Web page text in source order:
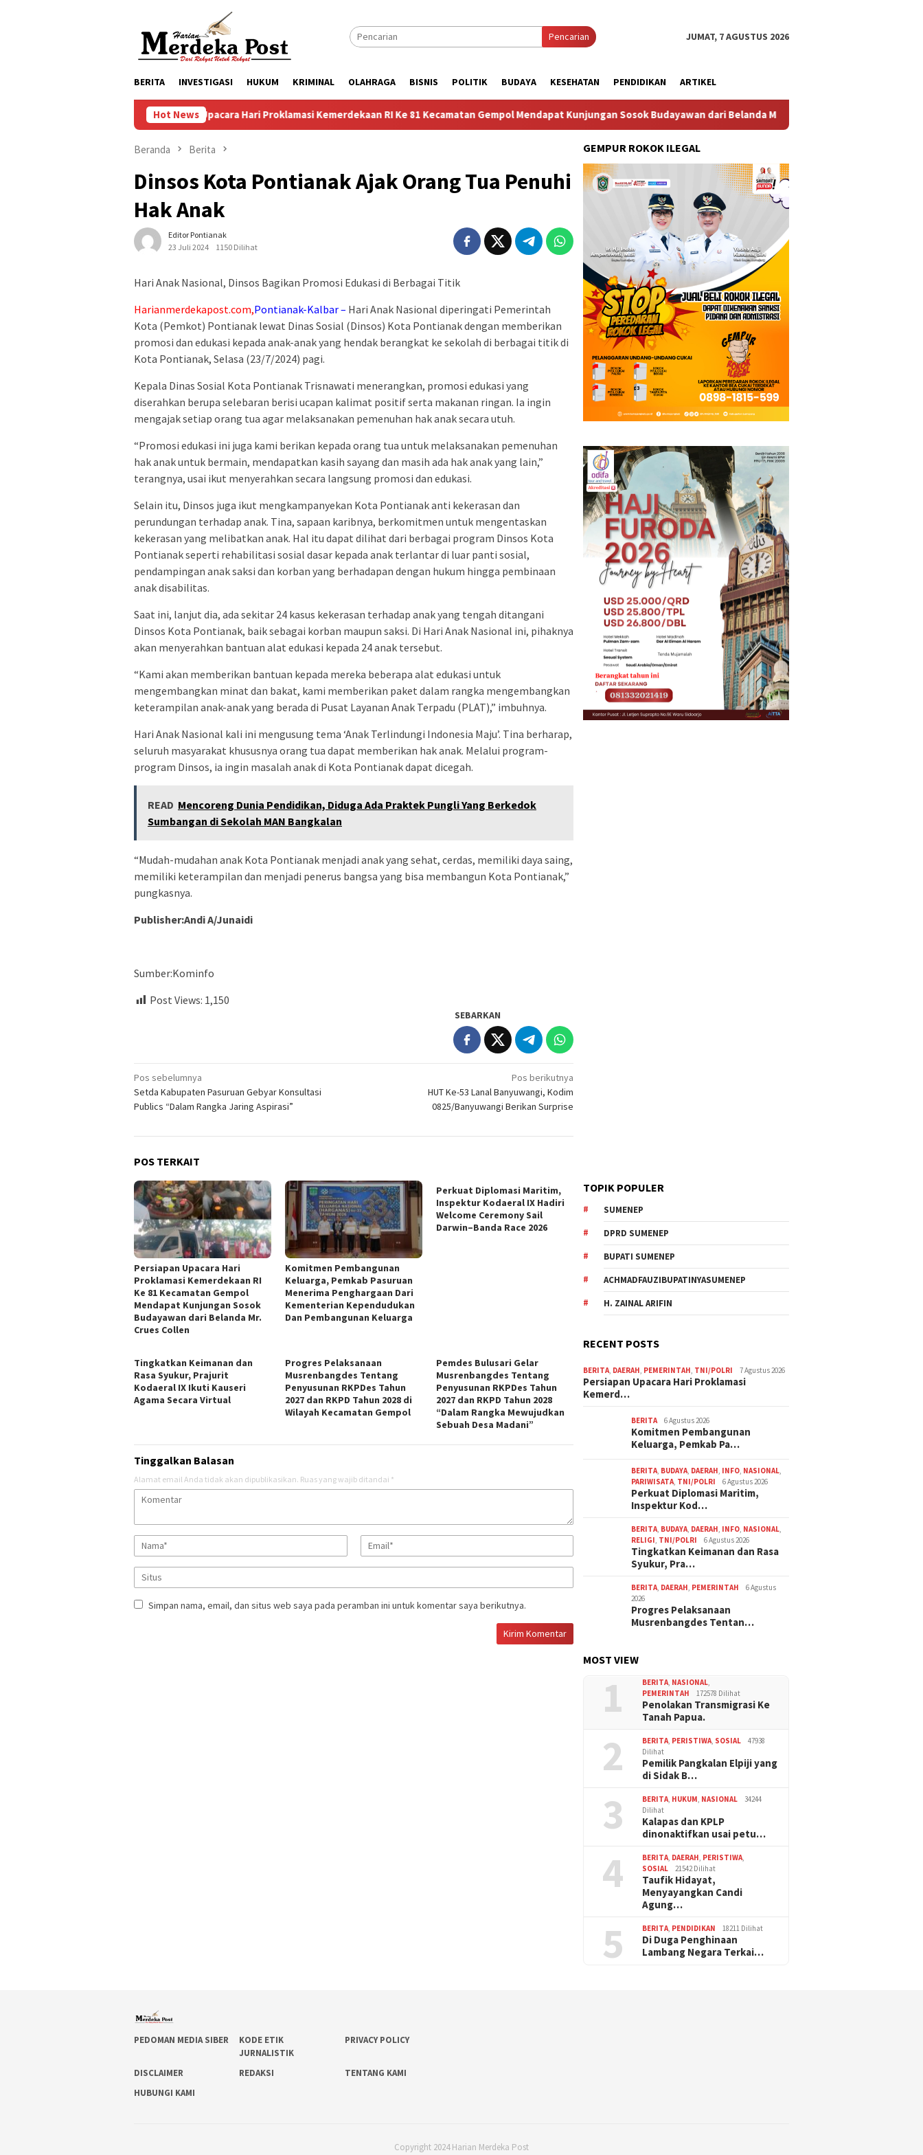
Pencarian JUMAT, 7 AGUSTUS 2026
BERITA INVESTIGASI HUKUM KRIMINAL OLAHRAGA BISNIS POLITIK BUDAYA KESEHATAN PENDIDIKAN ARTIKEL
Hot News
Persiapan Upacara Hari Proklamasi Kemerdekaan RI Ke 81 Kecamatan Gempol Mendapat Kunjungan Sosok Budayawan dari Belanda Mr. Crues Collen
Beranda Berita
Dinsos Kota Pontianak Ajak Orang Tua Penuhi
Hak Anak
Editor Pontianak
23 Juli 2024
1150 Dilihat
Hari Anak Nasional, Dinsos Bagikan Promosi Edukasi di Berbagai Titik
Harianmerdekapost.com,Pontianak-Kalbar – Hari Anak Nasional diperingati Pemerintah
Kota (Pemkot) Pontianak lewat Dinas Sosial (Dinsos) Kota Pontianak dengan memberikan
promosi dan edukasi kepada anak-anak yang hendak berangkat ke sekolah di berbagai titik di
Kota Pontianak, Selasa (23/7/2024) pagi.
Kepala Dinas Sosial Kota Pontianak Trisnawati menerangkan, promosi edukasi yang
diserahkan berupa selebaran berisi ucapan kalimat positif serta makanan ringan. Ia ingin
mengajak setiap orang tua agar melaksanakan pemenuhan hak anak secara utuh.
“Promosi edukasi ini juga kami berikan kepada orang tua untuk melaksanakan pemenuhan
hak anak untuk bermain, mendapatkan kasih sayang dan masih ada hak anak yang lain,”
terangnya, usai ikut menyerahkan secara langsung promosi dan edukasi.
Selain itu, Dinsos juga ikut mengkampanyekan Kota Pontianak anti kekerasan dan
perundungan terhadap anak. Tina, sapaan karibnya, berkomitmen untuk mengentaskan
kekerasan yang melibatkan anak. Hal itu dapat dilihat dari berbagai program Dinsos Kota
Pontianak seperti rehabilitasi sosial dasar kepada anak terlantar di luar panti sosial,
pendampingan anak saksi dan korban yang berhadapan dengan hukum hingga pembinaan
anak disabilitas.
Saat ini, lanjut dia, ada sekitar 24 kasus kekerasan terhadap anak yang tengah ditangani
Dinsos Kota Pontianak, baik sebagai korban maupun saksi. Di Hari Anak Nasional ini, pihaknya
akan menyerahkan bantuan alat edukasi kepada 24 anak tersebut.
“Kami akan memberikan bantuan kepada mereka beberapa alat edukasi untuk
mengembangkan minat dan bakat, kami memberikan paket dalam rangka mengembangkan
keterampilan anak-anak yang berada di Pusat Layanan Anak Terpadu (PLAT),” imbuhnya.
Hari Anak Nasional kali ini mengusung tema ‘Anak Terlindungi Indonesia Maju’. Tina berharap,
seluruh masyarakat khususnya orang tua dapat memberikan hak anak. Melalui program-
program Dinsos, ia ingin masalah anak di Kota Pontianak dapat dicegah.
READ Mencoreng Dunia Pendidikan, Diduga Ada Praktek Pungli Yang Berkedok
Sumbangan di Sekolah MAN Bangkalan
“Mudah-mudahan anak Kota Pontianak menjadi anak yang sehat, cerdas, memiliki daya saing,
memiliki keterampilan dan menjadi penerus bangsa yang bisa membangun Kota Pontianak,”
pungkasnya.
Publisher:Andi A/Junaidi
Sumber:Kominfo
Post Views: 1,150
SEBARKAN
Navigasi
pos
Pos sebelumnya
Setda Kabupaten Pasuruan Gebyar Konsultasi
Publics “Dalam Rangka Jaring Aspirasi”
Pos berikutnya
HUT Ke-53 Lanal Banyuwangi, Kodim
0825/Banyuwangi Berikan Surprise
POS TERKAIT
Persiapan Upacara Hari
Proklamasi Kemerdekaan RI
Ke 81 Kecamatan Gempol
Mendapat Kunjungan Sosok
Budayawan dari Belanda Mr.
Crues Collen
Komitmen Pembangunan
Keluarga, Pemkab Pasuruan
Menerima Penghargaan Dari
Kementerian Kependudukan
Dan Pembangunan Keluarga
Perkuat Diplomasi Maritim,
Inspektur Kodaeral IX Hadiri
Welcome Ceremony Sail
Darwin–Banda Race 2026
Tingkatkan Keimanan dan
Rasa Syukur, Prajurit
Kodaeral IX Ikuti Kauseri
Agama Secara Virtual
Progres Pelaksanaan
Musrenbangdes Tentang
Penyusunan RKPDes Tahun
2027 dan RKPD Tahun 2028 di
Wilayah Kecamatan Gempol
Pemdes Bulusari Gelar
Musrenbangdes Tentang
Penyusunan RKPDes Tahun
2027 dan RKPD Tahun 2028
“Dalam Rangka Mewujudkan
Sebuah Desa Madani”
Tinggalkan Balasan
Alamat email Anda tidak akan dipublikasikan. Ruas yang wajib ditandai *
Simpan nama, email, dan situs web saya pada peramban ini untuk komentar saya berikutnya.
GEMPUR ROKOK ILEGAL
TOPIK POPULER
SUMENEP
DPRD SUMENEP
BUPATI SUMENEP
ACHMADFAUZIBUPATINYASUMENEP
H. ZAINAL ARIFIN
RECENT POSTS
BERITA, DAERAH, PEMERINTAH, TNI/POLRI 7 Agustus 2026
Persiapan Upacara Hari Proklamasi
Kemerd…
BERITA 6 Agustus 2026
Komitmen Pembangunan
Keluarga, Pemkab Pa…
BERITA, BUDAYA, DAERAH, INFO, NASIONAL,
PARIWISATA, TNI/POLRI 6 Agustus 2026
Perkuat Diplomasi Maritim,
Inspektur Kod…
BERITA, BUDAYA, DAERAH, INFO, NASIONAL,
RELIGI, TNI/POLRI 6 Agustus 2026
Tingkatkan Keimanan dan Rasa
Syukur, Pra…
BERITA, DAERAH, PEMERINTAH
6 Agustus
2026
Progres Pelaksanaan
Musrenbangdes Tentan…
MOST VIEW
1 BERITA, NASIONAL,
PEMERINTAH
172578 Dilihat
Penolakan Transmigrasi Ke
Tanah Papua.
2 BERITA, PERISTIWA, SOSIAL
47938
Dilihat
Pemilik Pangkalan Elpiji yang
di Sidak B…
3 BERITA, HUKUM, NASIONAL
34244
Dilihat
Kalapas dan KPLP
dinonaktifkan usai petu…
4 BERITA, DAERAH, PERISTIWA,
SOSIAL
21542 Dilihat
Taufik Hidayat,
Menyayangkan Candi
Agung…
5 BERITA, PENDIDIKAN 18211 Dilihat
Di Duga Penghinaan
Lambang Negara Terkai…
PEDOMAN MEDIA SIBER
KODE ETIK
JURNALISTIK
PRIVACY POLICY
DISCLAIMER REDAKSI
TENTANG KAMI
HUBUNGI KAMI
Copyright 2024 Harian Merdeka Post